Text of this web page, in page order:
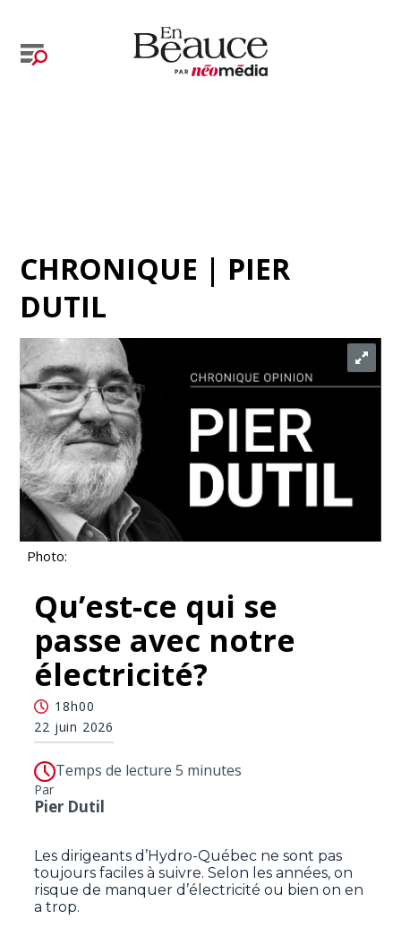
CHRONIQUE | PIER
DUTIL
Photo:
Qu’est-ce qui se
passe avec notre
électricité?
18h00
22 juin 2026
Temps de lecture 5 minutes
Par
Pier Dutil
Les dirigeants d’Hydro-Québec ne sont pas
toujours faciles à suivre. Selon les années, on
risque de manquer d’électricité ou bien on en
a trop.